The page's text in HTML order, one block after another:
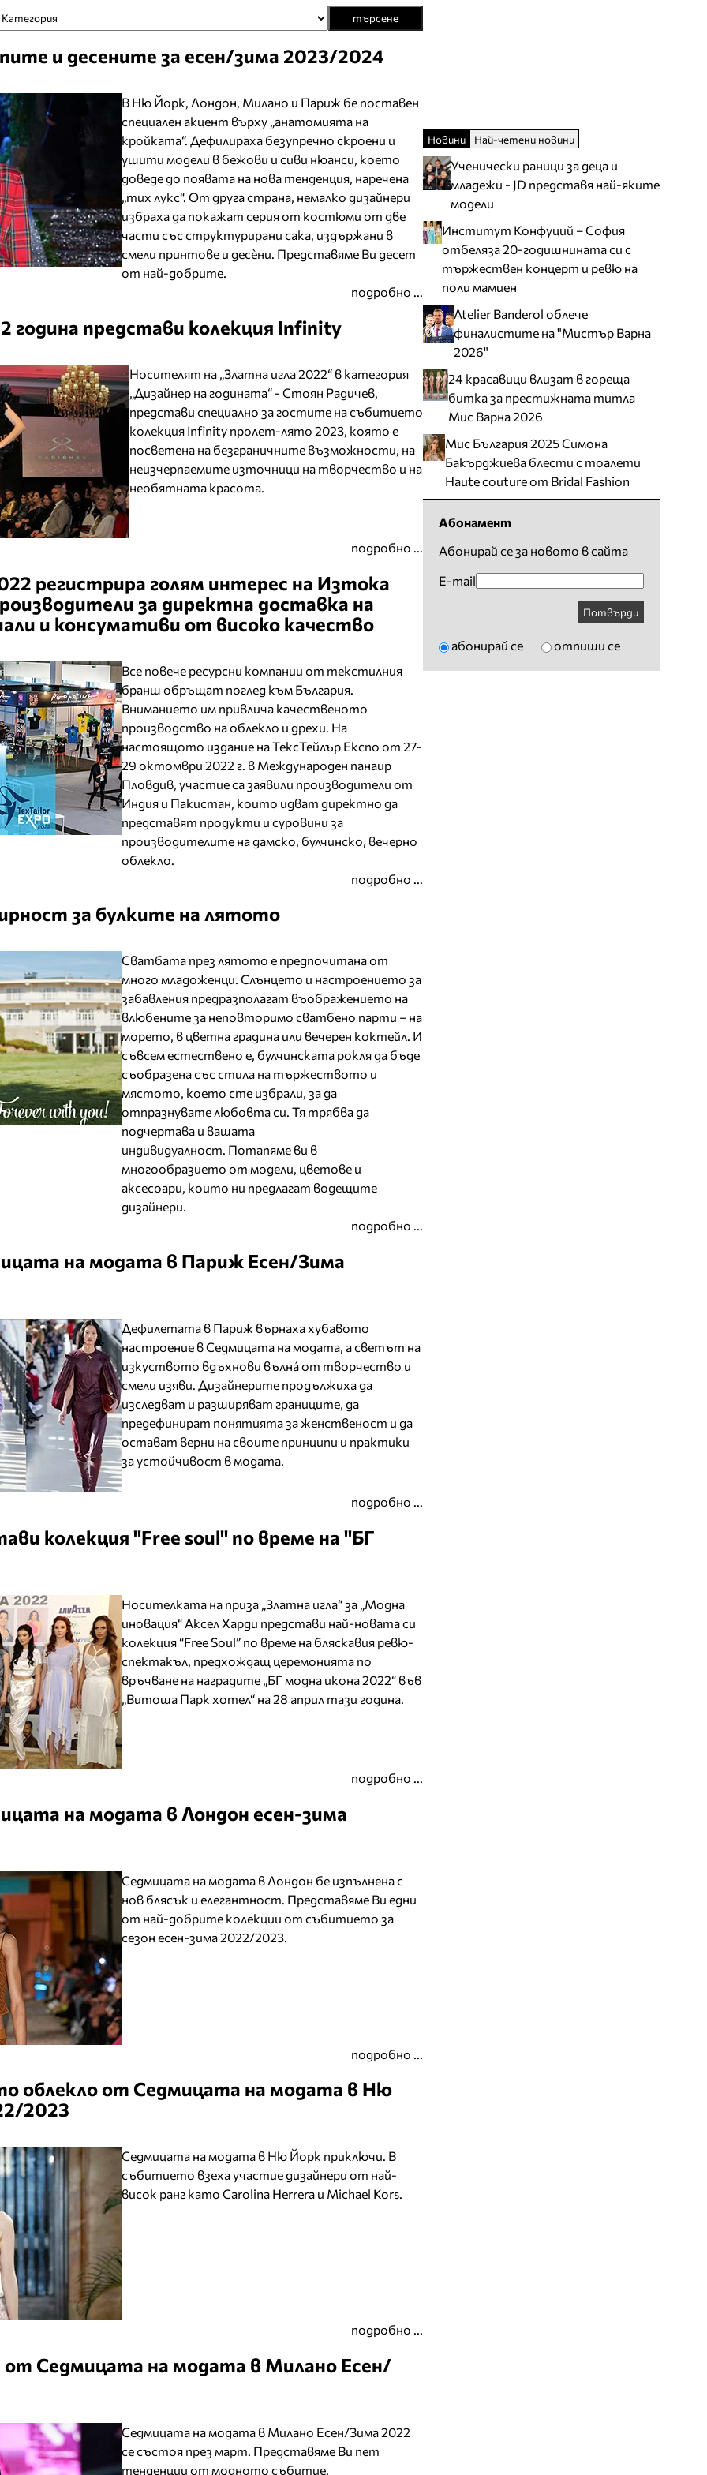
търсене
и десените за есен/зима 2023/2024
В Ню Йорк, Лондон, Милано и Париж бе поставен
специален акцент върху „анатомията на
кройката“. Дефилираха безупречно скроени и
ушити модели в бежови и сиви нюанси, което
доведе до появата на нова тенденция, наречена
„тих лукс“. От друга страна, немалко дизайнери
избраха да покажат серия от костюми от две
части със структурирани сака, издържани в
смели принтове и десѐни. Представяме Ви десет
от най-добрите.
подробно ...
година представи колекция Infinity
Носителят на „Златна игла 2022“ в категория
„Дизайнер на годината“ - Стоян Радичев,
представи специално за гостите на събитието
колекция Infinity пролет-лято 2023, която е
посветена на безграничните възможности, на
неизчерпаемите източници на творчество и на
необятната красота.
подробно ...
регистрира голям интерес на Изтока
за директна доставка на
и консумативи от високо качество
Все повече ресурсни компании от текстилния
бранш обръщат поглед към България.
Вниманието им привлича качественото
производство на облекло и дрехи. На
настоящото издание на ТексТейлър Експо от 27-
29 октомври 2022 г. в Международен панаир
Пловдив, участие са заявили производители от
Индия и Пакистан, които идват директно да
представят продукти и суровини за
производителите на дамско, булчинско, вечерно
облекло.
подробно ...
за булките на лятото
Сватбата през лятото е предпочитана от
много младоженци. Слънцето и настроението за
забавления предразполагат въображението на
влюбените за неповторимо сватбено парти – на
морето, в цветна градина или вечерен коктейл. И
съвсем естествено е, булчинската рокля да бъде
съобразена със стила на тържеството и
мястото, което сте избрали, за да
отпразнувате любовта си. Тя трябва да
подчертава и вашата
индивидуалност. Потапяме ви в
многообразието от модели, цветове и
аксесоари, които ни предлагат водещите
дизайнери.
подробно ...
на модата в Париж Есен/Зима
Дефилетата в Париж върнаха хубавото
настроение в Седмицата на модата, а светът на
изкуството вдъхнови вълнá от творчество и
смели изяви. Дизайнерите продължиха да
изследват и разширяват границите, да
предефинират понятията за женственост и да
остават верни на своите принципи и практики
за устойчивост в модата.
подробно ...
колекция "Free soul" по време на "БГ
Носителката на приза „Златна игла“ за „Модна
иновация“ Аксел Харди представи най-новата си
колекция “Free Soul” по време на бляскавия ревю-
спектакъл, предхождащ церемонията по
връчване на наградите „БГ модна икона 2022“ във
„Витоша Парк хотел“ на 28 април тази година.
подробно ...
на модата в Лондон есен-зима
Седмицата на модата в Лондон бе изпълнена с
нов блясък и елегантност. Представяме Ви едни
от най-добрите колекции от събитието за
сезон есен-зима 2022/2023.
подробно ...
облекло от Седмицата на модата в Ню
2023
Седмицата на модата в Ню Йорк приключи. В
събитието взеха участие дизайнери от най-
висок ранг като Carolina Herrera и Michael Kors.
подробно ...
от Седмицата на модата в Милано Есен/
Седмицата на модата в Милано Есен/Зима 2022
се състоя през март. Представяме Ви пет
тенденции от модното събитие.
Новини Най-четени новини
Ученически раници за деца и
младежи - JD представя най-яките
модели
Институт Конфуций – София
отбеляза 20-годишнината си с
тържествен концерт и ревю на
поли мамиен
Atelier Banderol облече
финалистите на "Мистър Варна
2026"
24 красавици влизат в гореща
битка за престижната титла
Мис Варна 2026
Мис България 2025 Симона
Бакърджиева блести с тоалети
Haute couture от Bridal Fashion
Абонамент
Абонирай се за новото в сайта
E-mail
Потвърди
абонирай се отпиши се